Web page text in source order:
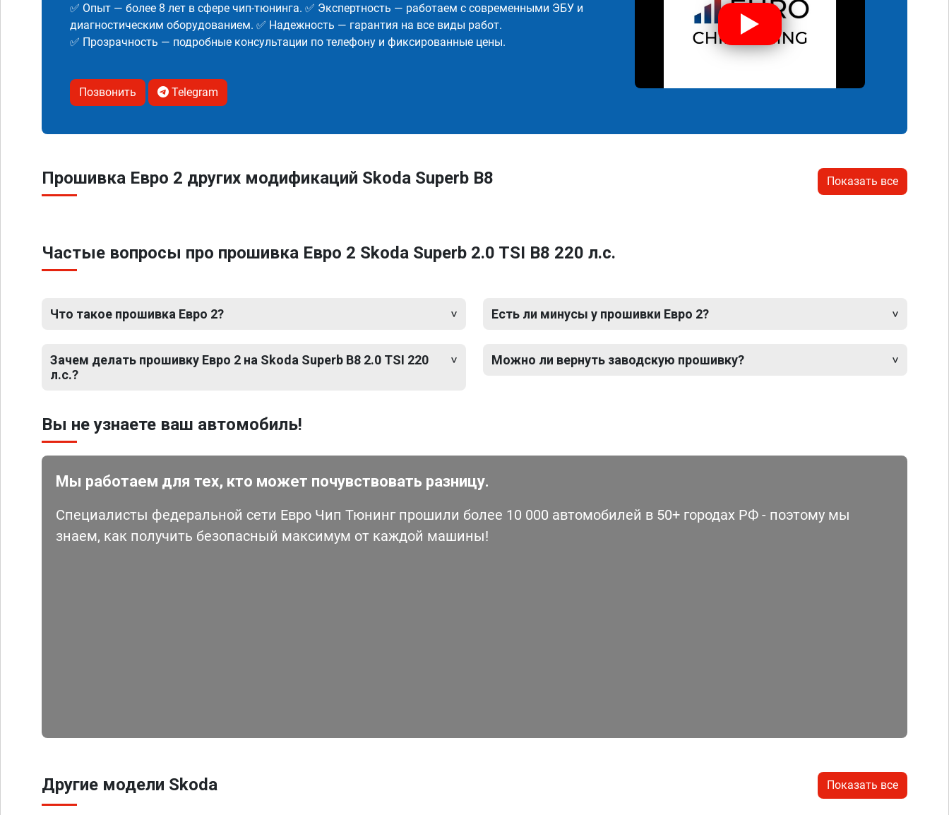
✅ Опыт — более 8 лет в сфере чип-тюнинга. ✅ Экспертность — работаем с современными ЭБУ и
диагностическим оборудованием. ✅ Надежность — гарантия на все виды работ.
✅ Прозрачность — подробные консультации по телефону и фиксированные цены.
Позвонить Telegram
Прошивка Евро 2 других модификаций Skoda Superb B8 Показать все
Частые вопросы про прошивка Евро 2 Skoda Superb 2.0 TSI B8 220 л.с.
Что такое прошивка Евро 2?
Зачем делать прошивку Евро 2 на Skoda Superb B8 2.0 TSI 220
л.с.?
Есть ли минусы у прошивки Евро 2?
Можно ли вернуть заводскую прошивку?
Вы не узнаете ваш автомобиль!
Мы работаем для тех, кто может почувствовать разницу.
Специалисты федеральной сети Евро Чип Тюнинг прошили более 10 000 автомобилей в 50+ городах РФ - поэтому мы
знаем, как получить безопасный максимум от каждой машины!
Другие модели Skoda Показать все